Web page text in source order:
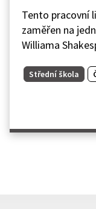
Tento pracovní
zaměřen na
Williama
Střední škola